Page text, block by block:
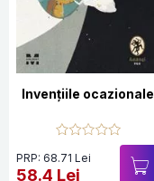
Invențiile ocazionale
PRP: 68.71 Lei
58.4 Lei